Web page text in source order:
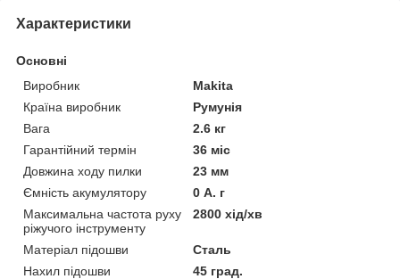
Характеристики
Основні
Виробник
Makita
Країна виробник
Румунія
Вага
2.6 кг
Гарантійний термін
36 міс
Довжина ходу пилки
23 мм
Ємність акумулятору
0 А. г
Максимальна частота руху
ріжучого інструменту
2800 хід/хв
Матеріал підошви
Сталь
Нахил підошви
45 град.